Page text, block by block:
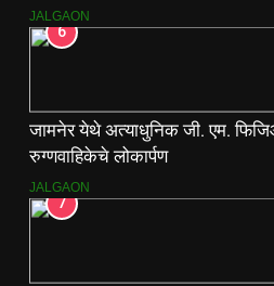
JALGAON
6
जामनेर येथे अत्याधुनिक जी. एम.
रुग्णवाहिकेचे लोकार्पण
JALGAON
7